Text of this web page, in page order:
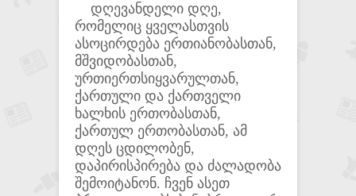
დღევანდელი დღე,
რომელიც ყველასთვის
ასოცირდება ერთიანობასთან,
მშვიდობასთან,
ურთიერთსიყვარულთან,
ქართული და ქართველი
ხალხის ერთობასთან,
ქართულ ერთობასთან, ამ
დღეს ცდილობენ,
დაპირისპირება და ძალადობა
შემოიტანონ. ჩვენ ასეთ